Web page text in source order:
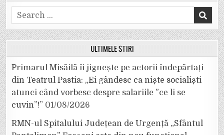
Search
for:
ULTIMELE ȘTIRI
Primarul Misăilă îi jignește pe actorii îndepărtați
din Teatrul Pastia: „Ei gândesc ca niște socialiști
atunci când vorbesc despre salariile ”ce li se
cuvin”!” 01/08/2026
RMN-ul Spitalului Județean de Urgență „Sfântul